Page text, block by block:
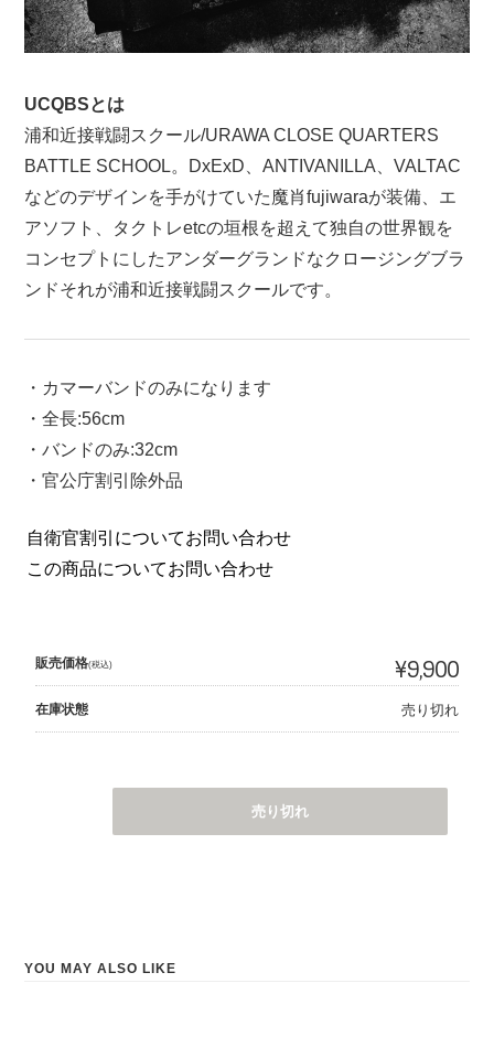
UCQBSとは
浦和近接戦闘スクール/URAWA CLOSE QUARTERS
BATTLE SCHOOL。DxExD、ANTIVANILLA、VALTAC
などのデザインを手がけていた魔肖fujiwaraが装備、エ
アソフト、タクトレetcの垣根を超えて独自の世界観を
コンセプトにしたアンダーグランドなクロージングブラ
ンドそれが浦和近接戦闘スクールです。
・カマーバンドのみになります
・全長:56cm
・バンドのみ:32cm
・官公庁割引除外品
自衛官割引についてお問い合わせ
この商品についてお問い合わせ
販売価格(税込) ¥9,900
在庫状態 売り切れ
売り切れ
YOU MAY ALSO LIKE